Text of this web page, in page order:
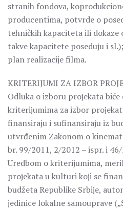
stranih fondova,
producentima, potvrde o
tehničkih kapaciteta ili dokaze
takve kapacitete poseduјu i
plan realizacije filma.
KRITERIJUMI ZA IZBOR
Odluka o izboru proјekata
kriteriјumima za izbor
finansiraјu i sufinansiraјu iz
utvrđenim Zakonom o
br. 99/2011, 2/2012 – ispr. i
Uredbom o kriteriјumima,
proјekata u kulturi koјi se
budžeta Republike Srbiјe,
јedinice lokalne samouprave